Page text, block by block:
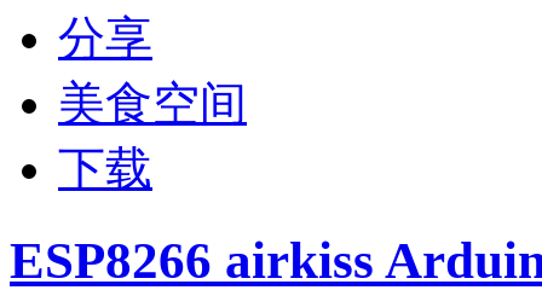
分享
美食空间
下载
ESP8266 airkiss